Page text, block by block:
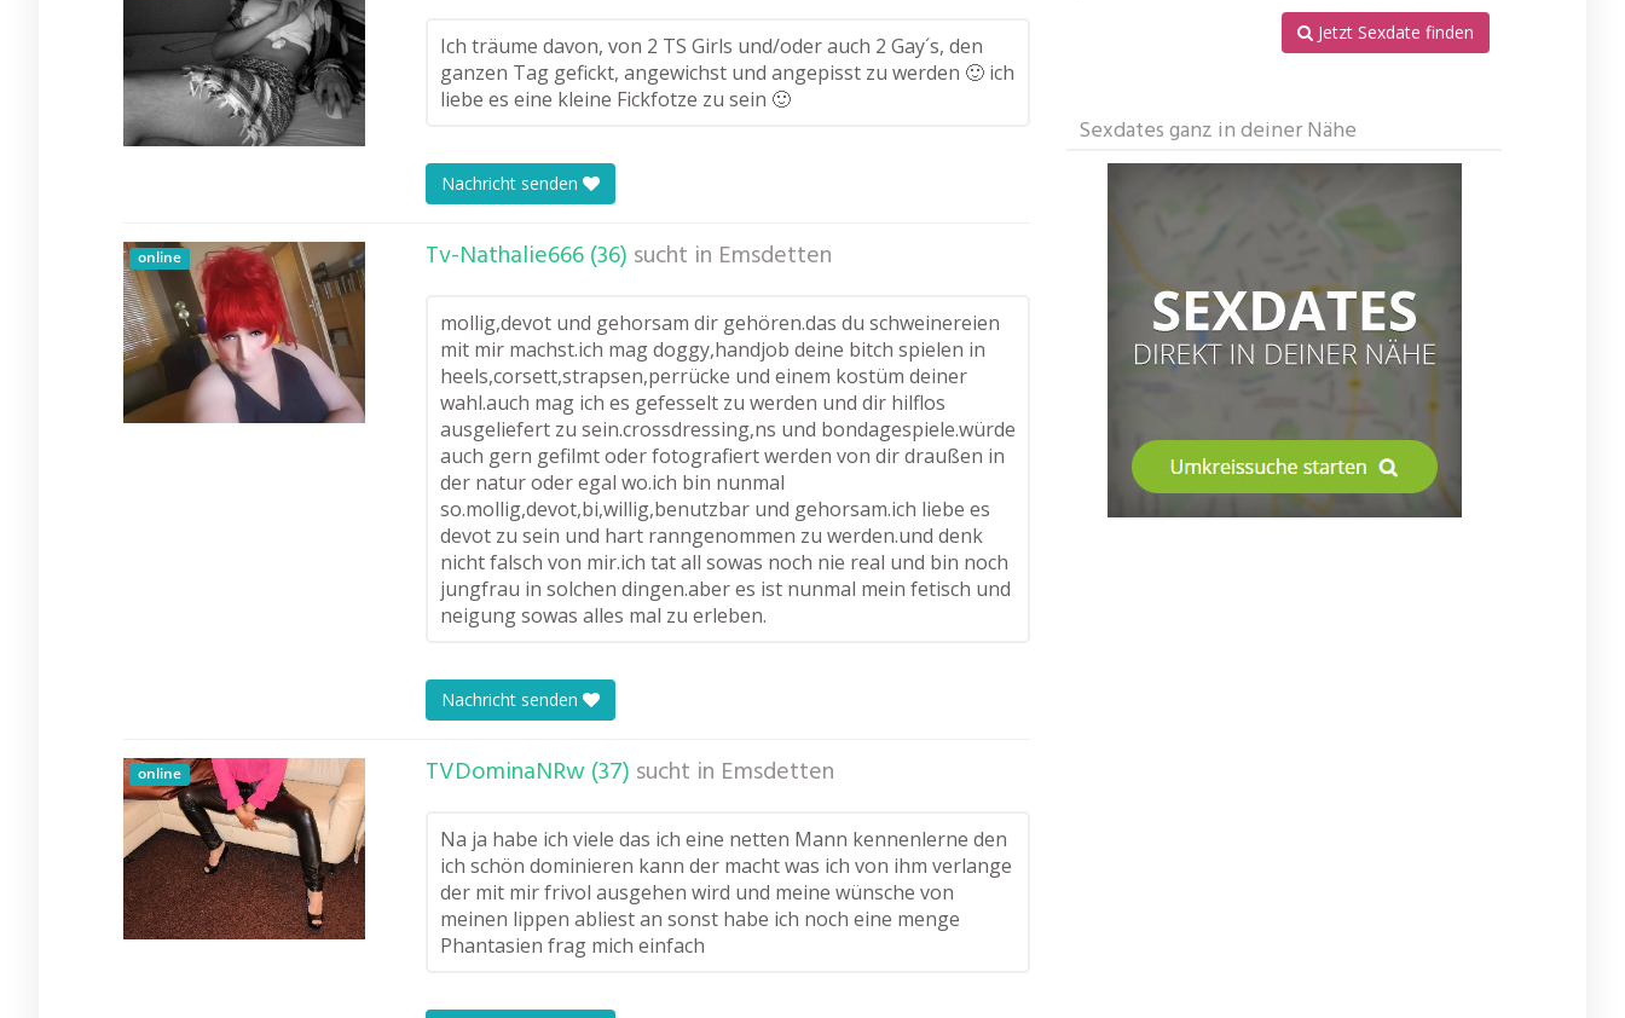
Ich träume davon, von 2 TS Girls und/oder auch 2 Gay´s, den
ganzen Tag gefickt, angewichst und angepisst zu werden 🙂 ich
liebe es eine kleine Fickfotze zu sein 🙂
Nachricht senden
online Tv-Nathalie666 (36) sucht in Emsdetten
mollig,devot und gehorsam dir gehören.das du schweinereien
mit mir machst.ich mag doggy,handjob deine bitch spielen in
heels,corsett,strapsen,perrücke und einem kostüm deiner
wahl.auch mag ich es gefesselt zu werden und dir hilflos
ausgeliefert zu sein.crossdressing,ns und bondagespiele.würde
auch gern gefilmt oder fotografiert werden von dir draußen in
der natur oder egal wo.ich bin nunmal
so.mollig,devot,bi,willig,benutzbar und gehorsam.ich liebe es
devot zu sein und hart ranngenommen zu werden.und denk
nicht falsch von mir.ich tat all sowas noch nie real und bin noch
jungfrau in solchen dingen.aber es ist nunmal mein fetisch und
neigung sowas alles mal zu erleben.
Nachricht senden
online TVDominaNRw (37) sucht in Emsdetten
Na ja habe ich viele das ich eine netten Mann kennenlerne den
ich schön dominieren kann der macht was ich von ihm verlange
der mit mir frivol ausgehen wird und meine wünsche von
meinen lippen abliest an sonst habe ich noch eine menge
Phantasien frag mich einfach
Jetzt Sexdate finden
Sexdates ganz in deiner Nähe